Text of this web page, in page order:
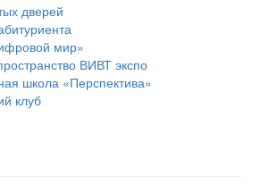
дверей
мир»
ВИВТ экспо
школа «Перспектива»
клуб